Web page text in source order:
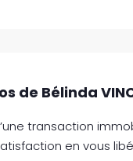
de Bélinda
transaction
en vous